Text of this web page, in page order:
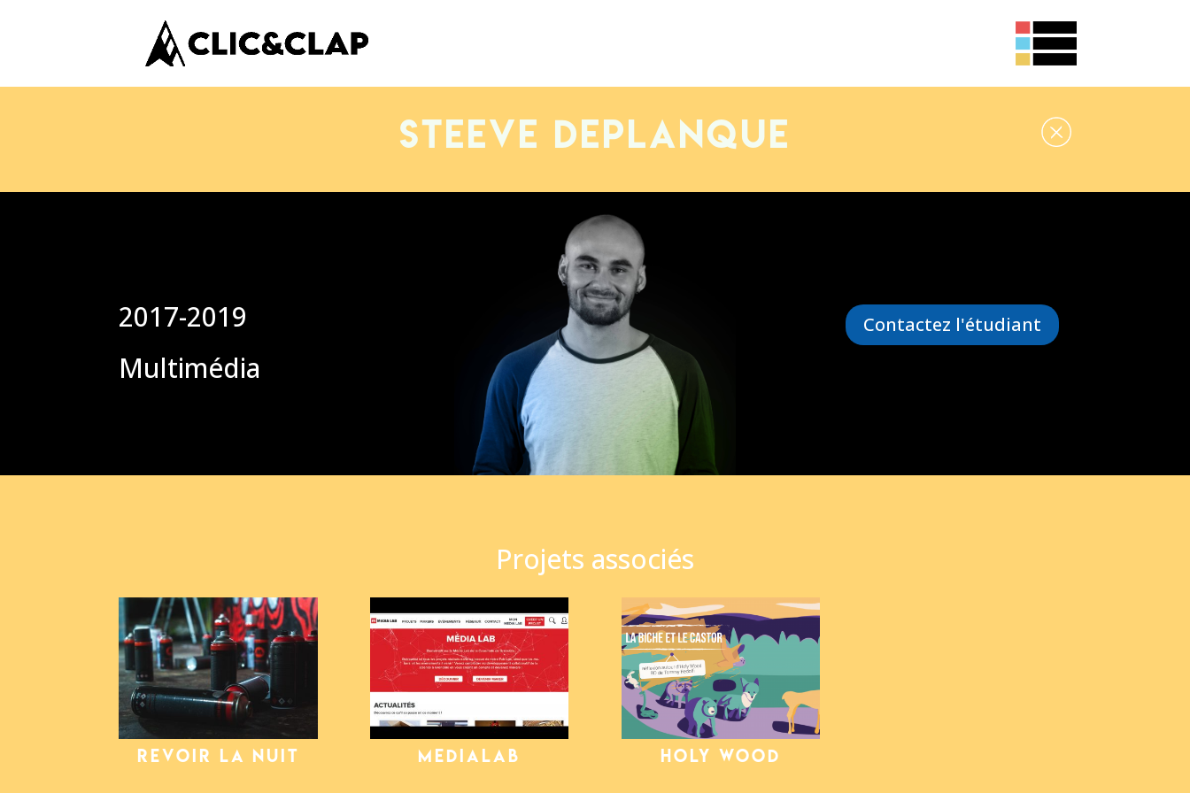
Steeve DEPLANQUE
2017-2019
Multimédia
Contactez l'étudiant
Projets associés
REVOIR LA NUIT MEDIALAB HOLY WOOD